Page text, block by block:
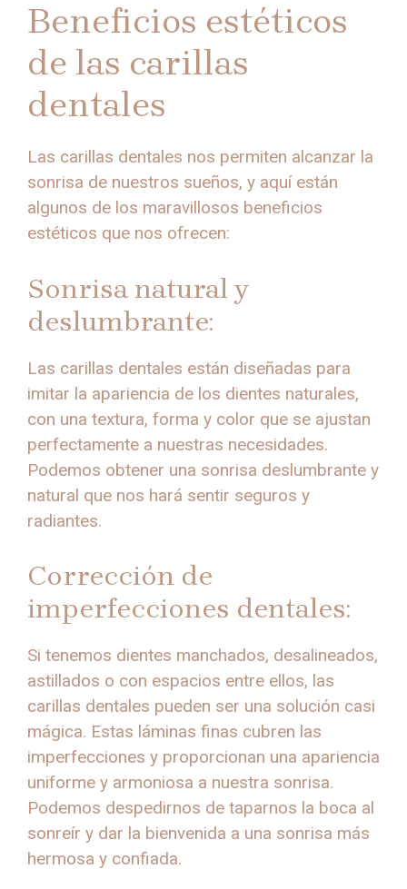
Beneficios estéticos
de las carillas
dentales
Las carillas dentales nos permiten alcanzar la
sonrisa de nuestros sueños, y aquí están
algunos de los maravillosos beneficios
estéticos que nos ofrecen:
Sonrisa natural y
deslumbrante:
Las carillas dentales están diseñadas para
imitar la apariencia de los dientes naturales,
con una textura, forma y color que se ajustan
perfectamente a nuestras necesidades.
Podemos obtener una sonrisa deslumbrante y
natural que nos hará sentir seguros y
radiantes.
Corrección de
imperfecciones dentales:
Si tenemos dientes manchados, desalineados,
astillados o con espacios entre ellos, las
carillas dentales pueden ser una solución casi
mágica. Estas láminas finas cubren las
imperfecciones y proporcionan una apariencia
uniforme y armoniosa a nuestra sonrisa.
Podemos despedirnos de taparnos la boca al
sonreír y dar la bienvenida a una sonrisa más
hermosa y confiada.